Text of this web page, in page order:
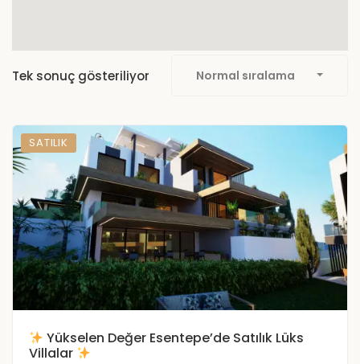
Tek sonuç gösteriliyor Normal sıralama
SATILIK
Yükselen Değer Esentepe’de Satılık Lüks
Villalar